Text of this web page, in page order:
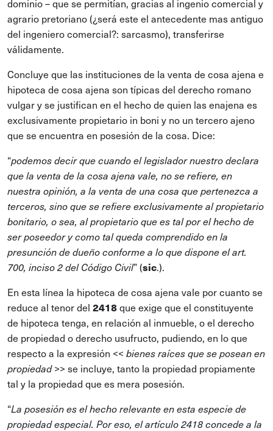
dominio – que se permitían, gracias al ingenio comercial y
agrario pretoriano (¿será este el antecedente mas antiguo
del ingeniero comercial?: sarcasmo), transferirse
válidamente.
Concluye que las instituciones de la venta de cosa ajena e
hipoteca de cosa ajena son típicas del derecho romano
vulgar y se justifican en el hecho de quien las enajena es
exclusivamente propietario in boni y no un tercero ajeno
que se encuentra en posesión de la cosa. Dice:
“podemos decir que cuando el legislador nuestro declara
que la venta de la cosa ajena vale, no se refiere, en
nuestra opinión, a la venta de una cosa que pertenezca a
terceros, sino que se refiere exclusivamente al propietario
bonitario, o sea, al propietario que es tal por el hecho de
ser poseedor y como tal queda comprendido en la
presunción de dueño conforme a lo que dispone el art.
700, inciso 2 del Código Civil” (sic.).
En esta línea la hipoteca de cosa ajena vale por cuanto se
reduce al tenor del 2418que exige que el constituyente
de hipoteca tenga, en relación al inmueble, o el derecho
de propiedad o derecho usufructo, pudiendo, en lo que
respecto a la expresión << bienes raíces que se posean en
propiedad>> se incluye, tanto la propiedad propiamente
tal y la propiedad que es mera posesión.
“La posesión es el hecho relevante en esta especie de
propiedad especial. Por eso, el artículo 2418 concede a la